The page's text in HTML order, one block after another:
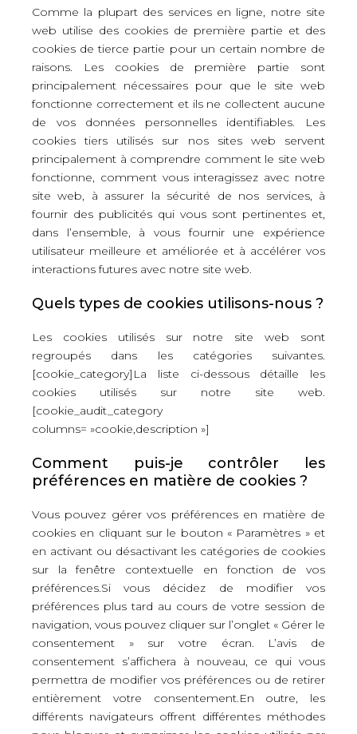
Comme la plupart des services en ligne, notre site
web utilise des cookies de première partie et des
cookies de tierce partie pour un certain nombre de
raisons. Les cookies de première partie sont
principalement nécessaires pour que le site web
fonctionne correctement et ils ne collectent aucune
de vos données personnelles identifiables. Les
cookies tiers utilisés sur nos sites web servent
principalement à comprendre comment le site web
fonctionne, comment vous interagissez avec notre
site web, à assurer la sécurité de nos services, à
fournir des publicités qui vous sont pertinentes et,
dans l’ensemble, à vous fournir une expérience
utilisateur meilleure et améliorée et à accélérer vos
interactions futures avec notre site web.
Quels types de cookies utilisons-nous ?
Les cookies utilisés sur notre site web sont
regroupés dans les catégories suivantes.
[cookie_category]La liste ci-dessous détaille les
cookies utilisés sur notre site web.
[cookie_audit_category
columns= »cookie,description »]
Comment puis-je contrôler les
préférences en matière de cookies ?
Vous pouvez gérer vos préférences en matière de
cookies en cliquant sur le bouton « Paramètres » et
en activant ou désactivant les catégories de cookies
sur la fenêtre contextuelle en fonction de vos
préférences.Si vous décidez de modifier vos
préférences plus tard au cours de votre session de
navigation, vous pouvez cliquer sur l’onglet « Gérer le
consentement » sur votre écran. L’avis de
consentement s’affichera à nouveau, ce qui vous
permettra de modifier vos préférences ou de retirer
entièrement votre consentement.En outre, les
différents navigateurs offrent différentes méthodes